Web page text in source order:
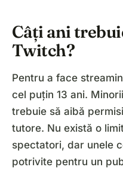
Câți ani
Twitch?
Pentru a face
cel puțin 13 ani.
trebuie să aibă
tutore. Nu există o
spectatori, dar unele
potrivite pentru un